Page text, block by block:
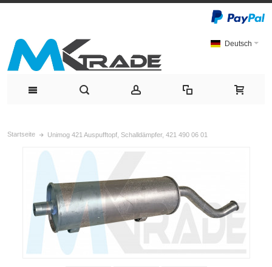
Deutsch
Startseite Unimog 421 Auspufftopf, Schalldämpfer, 421 490 06 01